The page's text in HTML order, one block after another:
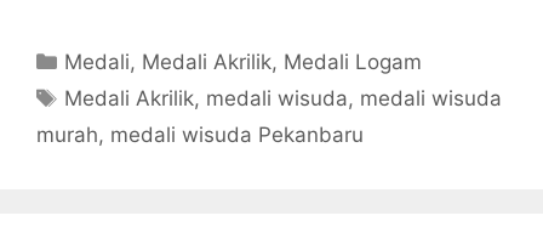
Kategori
Medali, Medali Akrilik, Medali Logam
Tag
Medali Akrilik, medali wisuda, medali wisuda
murah, medali wisuda Pekanbaru